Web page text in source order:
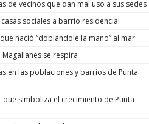
existe entre ellos". La
puede interpretarse
social dentro del grupo.
a delfines y ballenas,
sus miembros y han
tanto al
New York Times recordó
ya había llamado la
En 2018, una orca
cerca de Columbia
de vecinos que dan mal uso a sus sedes
sociales a barrio residencial
nació “doblándole la mano” al mar
se respira
en las poblaciones y barrios de Punta
simboliza el crecimiento de Punta